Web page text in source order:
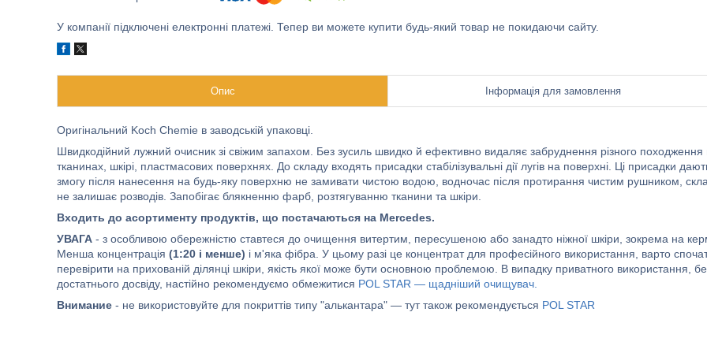
У компанії підключені електронні платежі. Тепер ви можете купити будь-який товар не покидаючи сайту.
Опис Інформація для замовлення
Оригінальний Koch Chemie в заводській упаковці.
Швидкодійний лужний очисник зі свіжим запахом. Без зусиль швидко й ефективно видаляє забруднення різного походження
тканинах, шкірі, пластмасових поверхнях. До складу входять присадки стабілізувальні дії лугів на поверхні. Ці присадки
змогу після нанесення на будь-яку поверхню не замивати чистою водою, водночас після протирання чистим рушником,
не залишає розводів. Запобігає блякненню фарб, розтягуванню тканини та шкіри.
Входить до асортименту продуктів, що постачаються на Mercedes.
УВАГА - з особливою обережністю ставтеся до очищення витертим, пересушеною або занадто ніжної шкіри, зокрема на
Менша концентрація (1:20 і менше) і м'яка фібра. У цьому разі це концентрат для професійного використання, варто
перевірити на прихованій ділянці шкіри, якість якої може бути основною проблемою. В випадку приватного використання,
достатнього досвіду, настійно рекомендуємо обмежитися POL STAR — щадніший очищувач.
Внимание - не використовуйте для покриттів типу "алькантара" — тут також рекомендується POL STAR